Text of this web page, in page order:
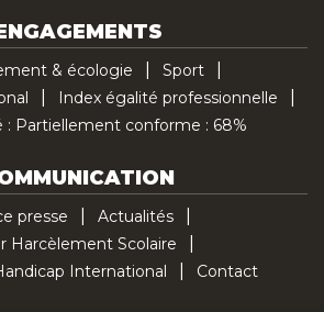
& écologie
Sport
Index égalité professionnelle
: Partiellement conforme : 68%
presse
Actualités
Harcèlement Scolaire
International
Contact